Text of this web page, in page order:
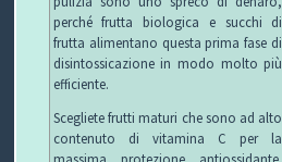
perché frutta biologica e succhi di
frutta alimentano questa prima fase di
disintossicazione in modo molto più
efficiente.
Scegliete frutti maturi che sono ad alto
contenuto di vitamina C per la